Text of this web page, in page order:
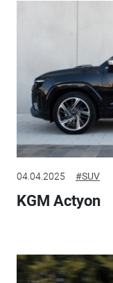
04.04.2025 #SUV
KGM Actyon